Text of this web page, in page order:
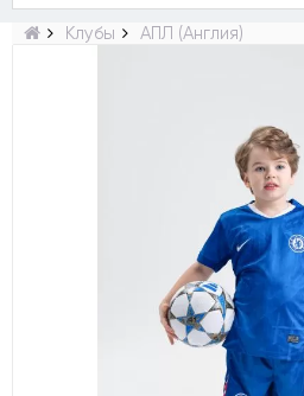
Клубы АПЛ (Англия)